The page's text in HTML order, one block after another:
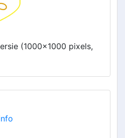
(1000x1000 pixels,